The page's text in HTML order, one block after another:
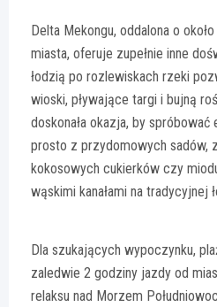
Delta Mekongu, oddalona o
miasta, oferuje zupełnie inne
łodzią po rozlewiskach rzeki
wioski, pływające targi i bujną
doskonała okazja, by
prosto z przydomowych sadów,
kokosowych cukierków czy
wąskimi kanałami na tradycyjnej
Dla szukających wypoczynku,
zaledwie 2 godziny jazdy od
relaksu nad Morzem